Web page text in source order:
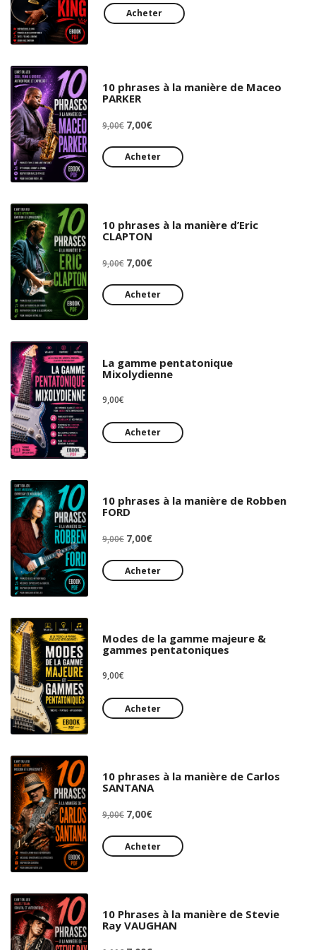
initial
était :
9,00€.
actuel
est :
7,00€.
Acheter
10 phrases à la manière de Maceo
PARKER
9,00€ Le
initial
était :
9,00€.
7,00€Le
actuel
est :
7,00€.
Acheter
10 phrases à la manière d’Eric
CLAPTON
9,00€ Le
initial
était :
9,00€.
7,00€Le
actuel
est :
7,00€.
Acheter
La gamme pentatonique
Mixolydienne
9,00€
Acheter
10 phrases à la manière de Robben
FORD
9,00€ Le
initial
était :
9,00€.
7,00€Le
actuel
est :
7,00€.
Acheter
Modes de la gamme majeure &
gammes pentatoniques
9,00€
Acheter
10 phrases à la manière de Carlos
SANTANA
9,00€ Le
initial
était :
9,00€.
7,00€Le
actuel
est :
7,00€.
Acheter
10 Phrases à la manière de Stevie
Ray VAUGHAN